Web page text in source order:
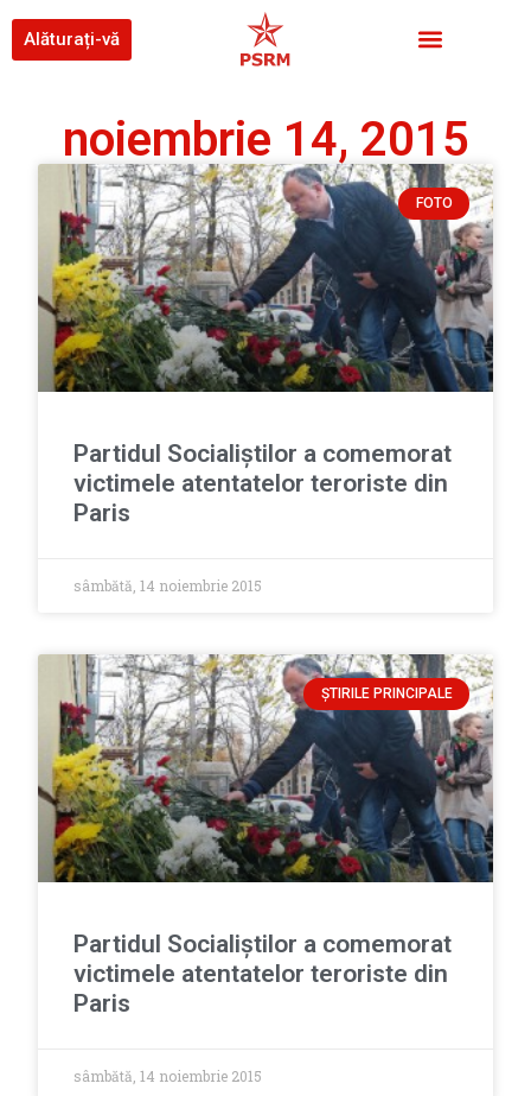
Alăturați-vă
noiembrie 14, 2015
FOTO
Partidul Socialiştilor a comemorat
victimele atentatelor teroriste din
Paris
sâmbătă, 14 noiembrie 2015
ȘTIRILE PRINCIPALE
Partidul Socialiştilor a comemorat
victimele atentatelor teroriste din
Paris
sâmbătă, 14 noiembrie 2015